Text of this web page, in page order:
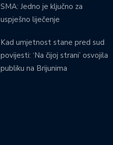
SMA: Jedno je ključno za
uspješno liječenje
Kad umjetnost stane pred sud
povijesti: ‘Na čijoj strani’ osvojila
publiku na Brijunima